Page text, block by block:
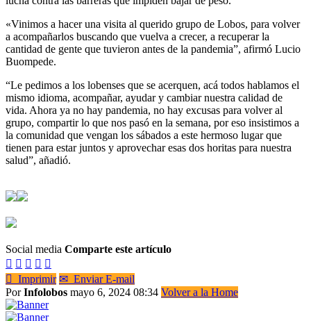
«Vinimos a hacer una visita al querido grupo de Lobos, para volver
a acompañarlos buscando que vuelva a crecer, a recuperar la
cantidad de gente que tuvieron antes de la pandemia”, afirmó Lucio
Buompede.
“Le pedimos a los lobenses que se acerquen, acá todos hablamos el
mismo idioma, acompañar, ayudar y cambiar nuestra calidad de
vida. Ahora ya no hay pandemia, no hay excusas para volver al
grupo, compartir lo que nos pasó en la semana, por eso insistimos a
la comunidad que vengan los sábados a este hermoso lugar que
tienen para estar juntos y aprovechar esas dos horitas para nuestra
salud”, añadió.
Social media Comparte este artículo
    
 Imprimir ✉ Enviar E-mail
PorInfolobos mayo 6, 2024 08:34 Volver a la Home